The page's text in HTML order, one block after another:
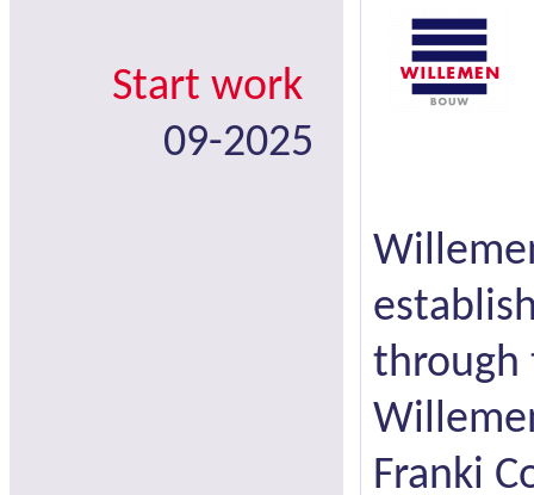
Start work
09-2025
through
Franki